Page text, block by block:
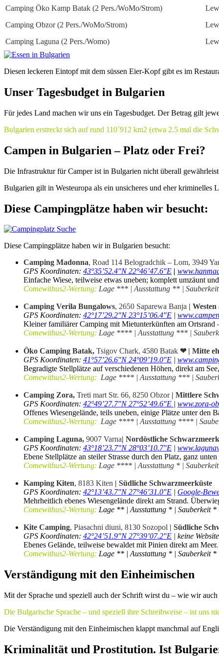
Camping Öko Kamp Batak (2 Pers./WoMo/Strom)
Camping Obzor (2 Pers./WoMo/Strom)
Camping Laguna (2 Pers./Womo)
Diesen leckeren Eintopf mit dem süssen Eier-Kopf gibt es im
Unser Tagesbudget in Bulgarien
Für jedes Land machen wir uns ein Tagesbudget. Der Betrag gilt
Bulgarien erstreckt sich auf rund 110`912 km2 (etwa 2.5 mal die
Campen in Bulgarien – Platz oder Frei?
Die Infrastruktur für Camper ist in Bulgarien nicht überall
Bulgarien gilt in Westeuropa als ein unsicheres und eher kriminelles
Diese Campingplätze haben wir besucht:
Diese Campingplätze haben wir in Bulgarien besucht:
Camping Madonna, Road 114 Belogradchik – Lom, 3949
GPS Koordinaten: 43°35’52.4″N 22°46’47.6″E
Einfache Wiese, teilweise etwas uneben; komplett umzäunt
Comewithus2-Wertung: Lage *** | Ausstattung ** |
Camping Verila Bungalows, 2650 Saparewa Banja |
GPS Koordinaten: 42°17’29.2″N 23°15’06.4″E
Kleiner familiärer Camping mit Mietunterkünften am Ortsrand
Comewithus2-Wertung: Lage **** | Ausstattung *** |
Öko Camping Batak, Tsigov Chark, 4580 Batak ❤| Mitte
GPS Koordinaten: 41°57’26.6″N 24°09’19.0″E
Begradigte Stellplätze auf verschiedenen Höhen, direkt am
Comewithus2-Wertung: Lage **** | Ausstattung *** |
Camping Zora, Treti mart Str. 66, 8250 Obzor| Mittlere
GPS Koordinaten: 42°49’27.7″N 27°52’49.6″E
www.zora-
Offenes Wiesengelände, teils uneben, einige Plätze unter
Comewithus2-Wertung: Lage **** | Ausstattung **** |
Camping Laguna, 9007 Varna | Nordöstliche
GPS Koordinaten: 43°18’23.7″N 28°03’10.7″E
Ebene Stellplätze an steiler Strasse durch den Platz, ganz
Comewithus2-Wertung: Lage **** | Ausstattung * |
Kamping Kiten, 8183 Kiten | Südliche Schwarzmeerküste
GPS Koordinaten: 42°13’43.7″N 27°46’31.0″E
Google-
Mehrheitlich ebenes Wiesengelände direkt am Strand.
Comewithus2-Wertung: Lage ** | Ausstattung * | Sauberkeit *
Kite Camping, Piasachni diuni, 8130 Sozopol | Südliche
GPS Koordinaten: 42°24’51.9″N 27°39’07.2″E | keine Website
Ebenes Gelände, teilweise bewaldet mit Pinien direkt am
Comewithus2-Wertung: Lage ** | Ausstattung * | Sauberkeit *
Verständigung mit den Einheimischen
Mit der Sprache und speziell auch der Schrift wirst du – wie wir
Die Bulgarische Sprache – und speziell ihre Schreibweise – ist uns
Die Verständigung mit den Einheimischen klappt manchmal auf
Kriminalität und Prostitution. Ist